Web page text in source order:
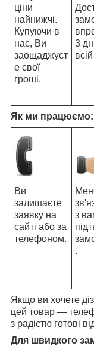
ціни
найнижчі.
Купуючи в
нас, Ви
заощаджуєт
е свої
гроші.
3
Як ми працюємо:
Ви
залишаєте
заявку на
сайті або за
телефоном.
з
.
Якщо ви хочете
цей товар —
з радістю готові
Для швидкого